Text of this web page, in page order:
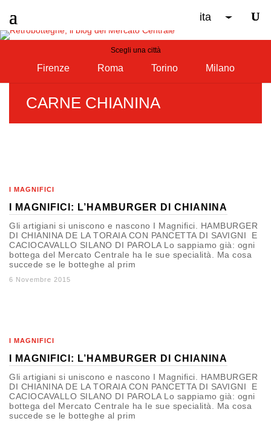
ita
Scegli una città
Firenze Roma Torino Milano
CARNE CHIANINA
I MAGNIFICI
I MAGNIFICI: L’HAMBURGER DI CHIANINA
Gli artigiani si uniscono e nascono I Magnifici. HAMBURGER
DI CHIANINA DE LA TORAIA CON PANCETTA DI SAVIGNI E
CACIOCAVALLO SILANO DI PAROLA Lo sappiamo già: ogni
bottega del Mercato Centrale ha le sue specialità. Ma cosa
succede se le botteghe al prim
6 Novembre 2015
I MAGNIFICI
I MAGNIFICI: L’HAMBURGER DI CHIANINA
Gli artigiani si uniscono e nascono I Magnifici. HAMBURGER
DI CHIANINA DE LA TORAIA CON PANCETTA DI SAVIGNI E
CACIOCAVALLO SILANO DI PAROLA Lo sappiamo già: ogni
bottega del Mercato Centrale ha le sue specialità. Ma cosa
succede se le botteghe al prim